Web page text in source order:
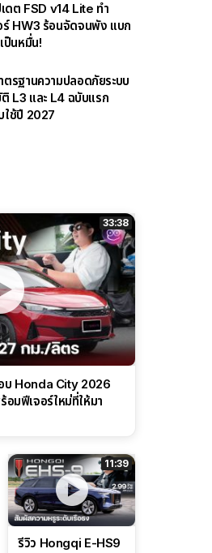
ดต FSD v14 Lite ทำ
ร์ HW3 ร้อนจัดจนพัง แบก
ป็นหมื่น!
รฐานความปลอดภัยระบบ
L3 และ L4 ฉบับแรก
ใช้ปี 2027
33:38
บ Honda City 2026
มฟีเจอร์ใหม่ที่ให้มา
11:39
รีวิว Hongqi E-HS9